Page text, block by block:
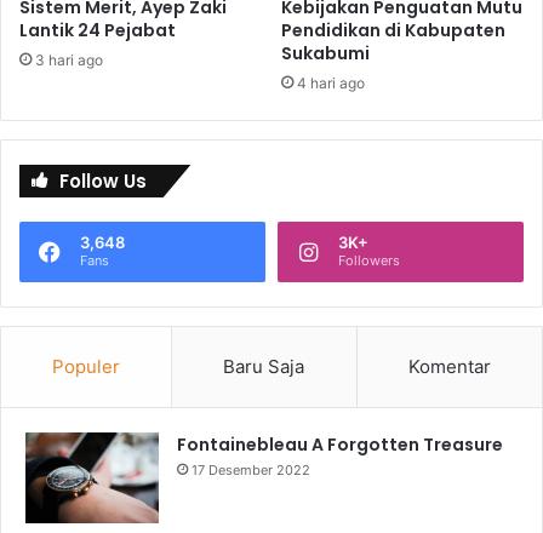
Sistem Merit, Ayep Zaki
Lantik 24 Pejabat
3 hari ago
Kebijakan Penguatan Mutu
Pendidikan di Kabupaten
Sukabumi
4 hari ago
Follow Us
3,648
Fans
3K+
Followers
Populer Baru Saja Komentar
Fontainebleau A Forgotten Treasure
17 Desember 2022